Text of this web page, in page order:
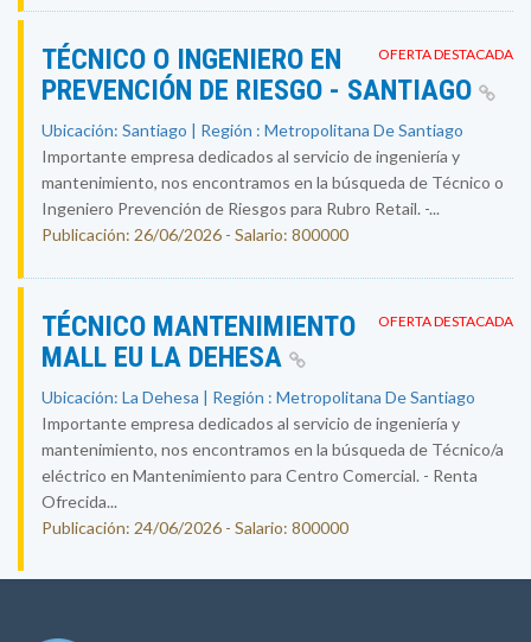
OFERTA DESTACADA
TÉCNICO O INGENIERO EN
PREVENCIÓN DE RIESGO - SANTIAGO
Ubicación: Santiago | Región : Metropolitana De Santiago
Importante empresa dedicados al servicio de ingeniería y
mantenimiento, nos encontramos en la búsqueda de Técnico o
Ingeniero Prevención de Riesgos para Rubro Retail. -...
Publicación: 26/06/2026 - Salario: 800000
OFERTA DESTACADA
TÉCNICO MANTENIMIENTO
MALL EU LA DEHESA
Ubicación: La Dehesa | Región : Metropolitana De Santiago
Importante empresa dedicados al servicio de ingeniería y
mantenimiento, nos encontramos en la búsqueda de Técnico/a
eléctrico en Mantenimiento para Centro Comercial. - Renta
Ofrecida...
Publicación: 24/06/2026 - Salario: 800000